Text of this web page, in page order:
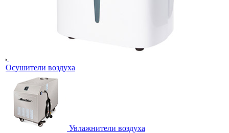
Осушители воздуха
Увлажнители воздуха